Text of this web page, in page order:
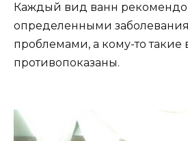
Каждый вид ванн
определенными
проблемами, а кому-то такие
противопоказаны.